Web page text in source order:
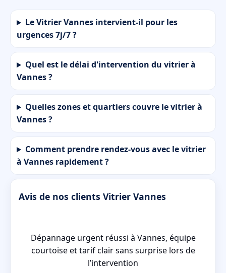
Le Vitrier Vannes intervient-il pour les
urgences 7j/7 ?
Quel est le délai d'intervention du vitrier à
Vannes ?
Quelles zones et quartiers couvre le vitrier à
Vannes ?
Comment prendre rendez-vous avec le vitrier
à Vannes rapidement ?
Avis de nos clients Vitrier Vannes
Dépannage urgent réussi à Vannes, équipe
courtoise et tarif clair sans surprise lors de
l’intervention